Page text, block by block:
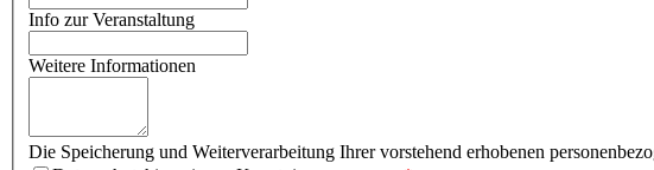
Info zur Veranstaltung
Weitere Informationen
Die Speicherung und Weiterverarbeitung Ihrer vorstehend erhobenen